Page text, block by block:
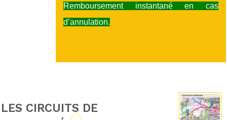
Remboursement instantané en cas
d’annulation.
LES CIRCUITS DE